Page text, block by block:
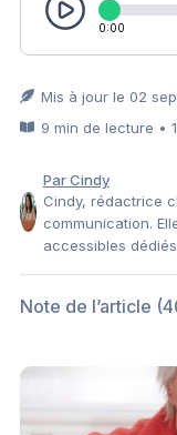
0:00
Mis à jour le 02
9 min de lecture •
Par Cindy
Cindy, rédactrice
communication.
accessibles
Note de l’article